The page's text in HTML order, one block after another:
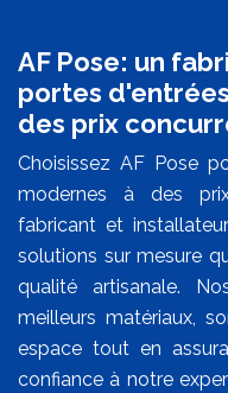
AF Pose: un
portes
des prix
Choisissez AF Pose
modernes à des
fabricant et
solutions sur mesure
qualité artisanale.
meilleurs matériaux,
espace tout en
confiance à notre